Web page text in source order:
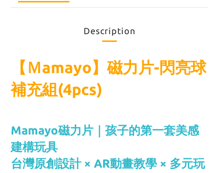
Description
【Ｍamayo】磁力片-閃亮球
補充組(4pcs)
Mamayo磁力片｜孩子的第一套美感
建構玩具
台灣原創設計 × AR動畫教學 × 多元玩